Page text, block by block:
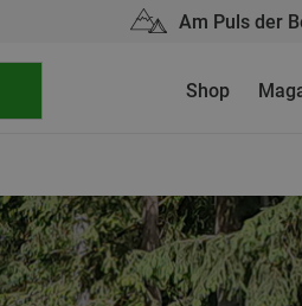
Am Puls der
Shop